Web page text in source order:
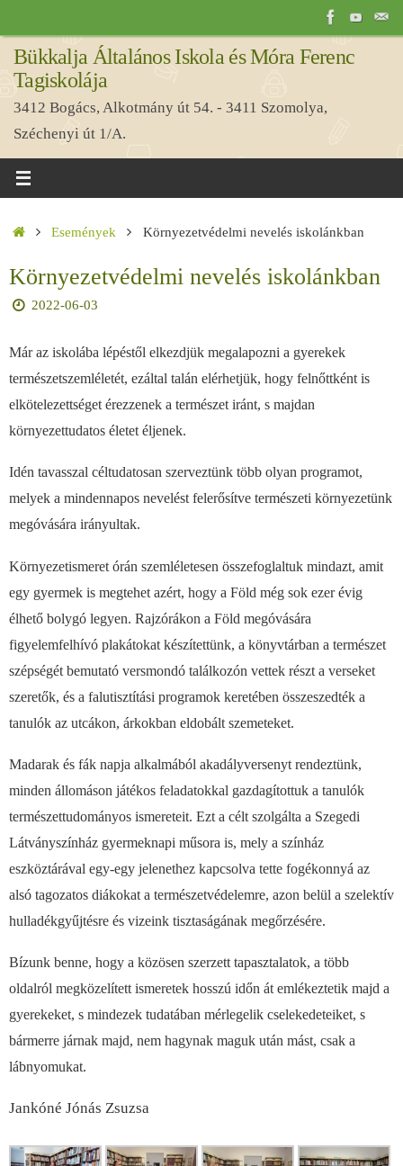
a
tartalomra
Bükkalja Általános Iskola és Móra Ferenc
Tagiskolája
3412 Bogács, Alkotmány út 54. - 3411 Szomolya,
Széchenyi út 1/A.
HomeEsemények Környezetvédelmi nevelés iskolánkban
Környezetvédelmi nevelés iskolánkban
2022-06-03
Már az iskolába lépéstől elkezdjük megalapozni a gyerekek
természetszemléletét, ezáltal talán elérhetjük, hogy felnőttként is
elkötelezettséget érezzenek a természet iránt, s majdan
környezettudatos életet éljenek.
Idén tavasszal céltudatosan szerveztünk több olyan programot,
melyek a mindennapos nevelést felerősítve természeti környezetünk
megóvására irányultak.
Környezetismeret órán szemléletesen összefoglaltuk mindazt, amit
egy gyermek is megtehet azért, hogy a Föld még sok ezer évig
élhető bolygó legyen. Rajzórákon a Föld megóvására
figyelemfelhívó plakátokat készítettünk, a könyvtárban a természet
szépségét bemutató versmondó találkozón vettek részt a verseket
szeretők, és a falutisztítási programok keretében összeszedték a
tanulók az utcákon, árkokban eldobált szemeteket.
Madarak és fák napja alkalmából akadályversenyt rendeztünk,
minden állomáson játékos feladatokkal gazdagítottuk a tanulók
természettudományos ismereteit. Ezt a célt szolgálta a Szegedi
Látványszínház gyermeknapi műsora is, mely a színház
eszköztárával egy-egy jelenethez kapcsolva tette fogékonnyá az
alsó tagozatos diákokat a természetvédelemre, azon belül a szelektív
hulladékgyűjtésre és vizeink tisztaságának megőrzésére.
Bízunk benne, hogy a közösen szerzett tapasztalatok, a több
oldalról megközelített ismeretek hosszú időn át emlékeztetik majd a
gyerekeket, s mindezek tudatában mérlegelik cselekedeteiket, s
bármerre járnak majd, nem hagynak maguk után mást, csak a
lábnyomukat.
Jankóné Jónás Zsuzsa